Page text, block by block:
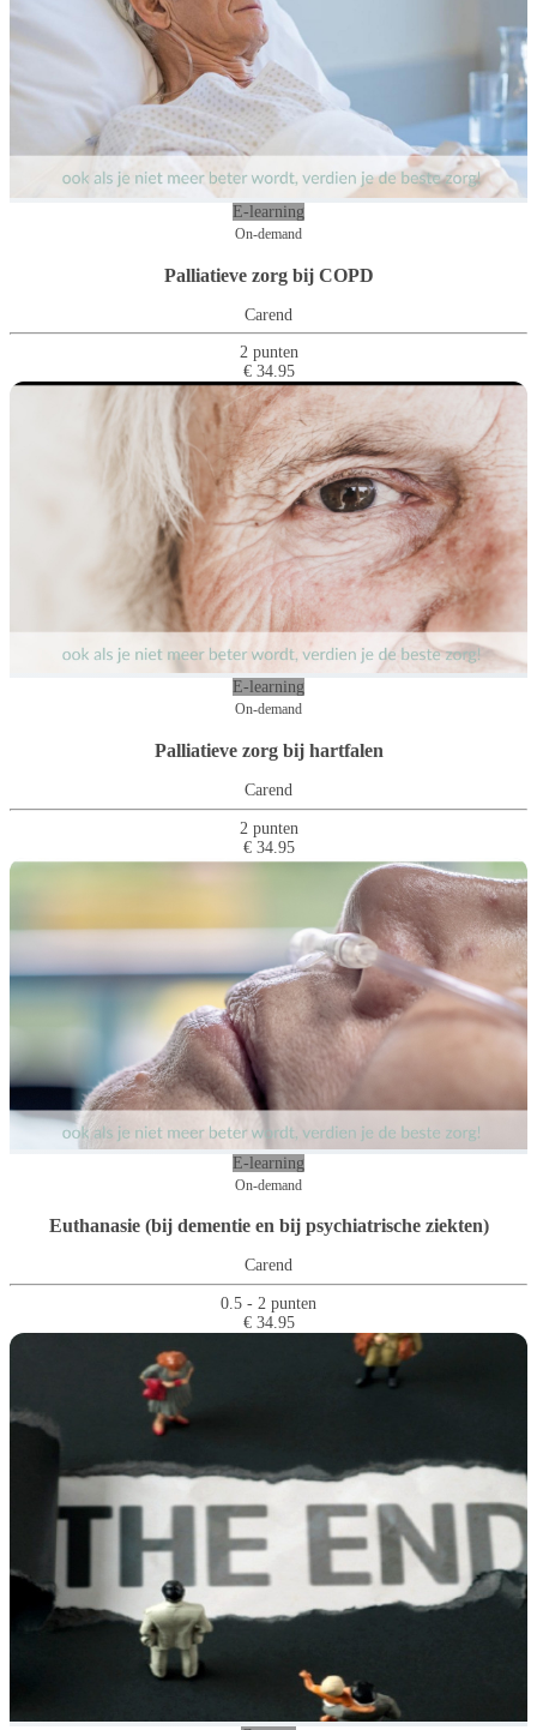
E-learning
On-demand
Palliatieve zorg bij COPD
Carend
2 punten
€ 34.95
E-learning
On-demand
Palliatieve zorg bij hartfalen
Carend
2 punten
€ 34.95
E-learning
On-demand
Euthanasie (bij dementie en bij psychiatrische ziekten)
Carend
0.5 - 2 punten
€ 34.95